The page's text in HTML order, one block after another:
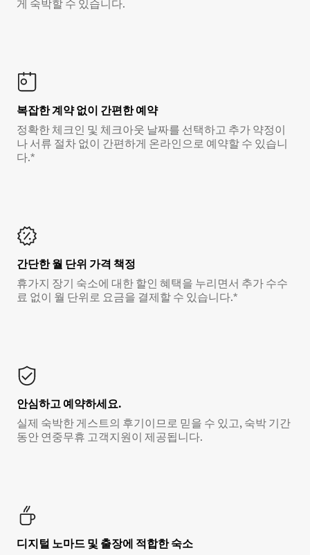
게 숙박할 수 있습니다.
복잡한 계약 없이 간편한 예약
정확한 체크인 및 체크아웃 날짜를 선택하고 추가 약정이
나 서류 절차 없이 간편하게 온라인으로 예약할 수 있습니
다.*
간단한 월 단위 가격 책정
휴가지 장기 숙소에 대한 할인 혜택을 누리면서 추가 수수
료 없이 월 단위로 요금을 결제할 수 있습니다.*
안심하고 예약하세요.
실제 숙박한 게스트의 후기이므로 믿을 수 있고, 숙박 기간
동안 연중무휴 고객지원이 제공됩니다.
디지털 노마드 및 출장에 적합한 숙소